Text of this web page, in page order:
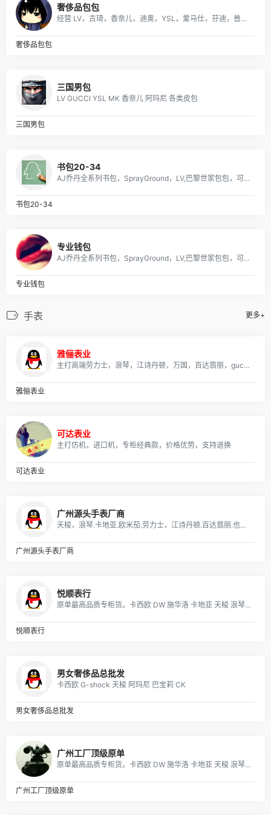
奢侈品包包
经营 LV，古琦，香奈儿，迪奥，YSL，爱马仕，芬迪，普拉达等国际一线名包，工厂放货，外贸首选。
奢侈品包包
三国男包
LV GUCCI YSL MK 香奈儿 阿玛尼 各类皮包
三国男包
书包20-34
AJ乔丹全系列书包，SprayGround，LV,巴黎世家包包，可下单，接各路大佬订单
书包20-34
专业钱包
AJ乔丹全系列书包，SprayGround，LV,巴黎世家包包，可下单，接各路大佬订单
专业钱包
手表 更多+
雅俪表业
主打高端劳力士，浪琴，江诗丹顿，万国，百达翡丽，gucci，美度，卡地亚，阿玛尼，打天梭，卡西欧，dw等各大品牌
雅俪表业
可达表业
主打仿机，进口机，专柜经典款，价格优势，支持退换
可达表业
广州源头手表厂商
天梭，浪琴.卡地亚.欧米茄.劳力士，江诗丹顿.百达翡丽.也可以报图片
广州源头手表厂商
悦顺表行
原单最高品质专柜货。卡西欧 DW 施华洛 卡地亚 天梭 浪琴 瑞士ETA机芯定制…….等
悦顺表行
男女奢侈品总批发
卡西欧 G-shock 天梭 阿玛尼 巴宝莉 CK
男女奢侈品总批发
广州工厂顶级原单
原单最高品质专柜货。卡西欧 DW 施华洛 卡地亚 天梭 浪琴 瑞士ETA机芯定制…….等
广州工厂顶级原单